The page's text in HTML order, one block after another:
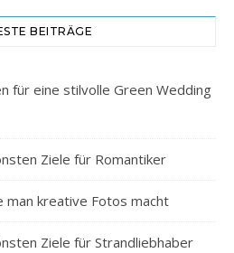
BEITRÄGE
für eine stilvolle Green Wedding
Ziele für Romantiker
kreative Fotos macht
Ziele für Strandliebhaber